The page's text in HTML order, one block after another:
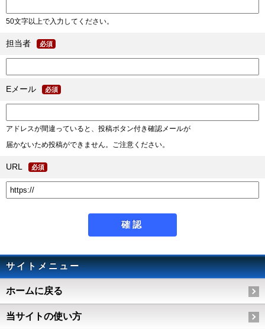
50文字以上で入力してください。
担当者 必須
Eメール 必須
アドレスが間違っていると、投稿ボタン付き確認メールが
届かないため投稿ができません。ご注意ください。
URL 必須
サイトメニュー
ホームに戻る
当サイトの使い方